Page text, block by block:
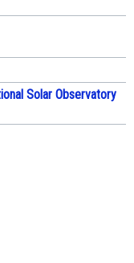
Solar Observatory